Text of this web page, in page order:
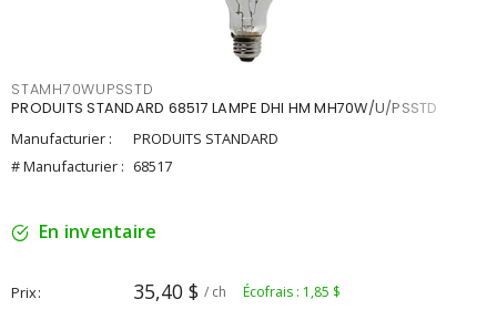
STAMH70WUPSSTD
PRODUITS STANDARD 68517 LAMPE DHI HM MH70W/U/PSSTD
Manufacturier :
PRODUITS STANDARD
# Manufacturier : 68517
En inventaire
Prix 35,40 $ / ch Écofrais : 1,85 $